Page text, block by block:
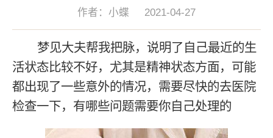
作者：小蝶 2021-04-27
梦见大夫帮我把脉，说明了自己最近的生
活状态比较不好，尤其是精神状态方面，可能
都出现了一些意外的情况，需要尽快的去医院
检查一下，有哪些问题需要你自己处理的